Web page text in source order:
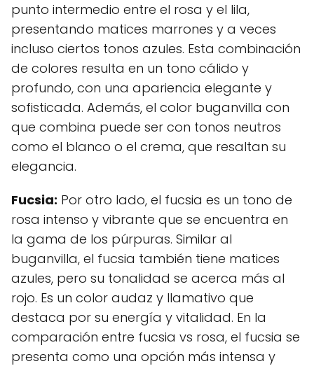
punto intermedio entre el rosa y el lila,
presentando matices marrones y a veces
incluso ciertos tonos azules. Esta combinación
de colores resulta en un tono cálido y
profundo, con una apariencia elegante y
sofisticada. Además, el color buganvilla con
que combina puede ser con tonos neutros
como el blanco o el crema, que resaltan su
elegancia.
Fucsia: Por otro lado, el fucsia es un tono de
rosa intenso y vibrante que se encuentra en
la gama de los púrpuras. Similar al
buganvilla, el fucsia también tiene matices
azules, pero su tonalidad se acerca más al
rojo. Es un color audaz y llamativo que
destaca por su energía y vitalidad. En la
comparación entre fucsia vs rosa, el fucsia se
presenta como una opción más intensa y